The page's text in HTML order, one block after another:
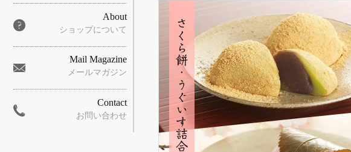
About
ショップについて
Mail Magazine
メールマガジン
Contact
お問い合わせ